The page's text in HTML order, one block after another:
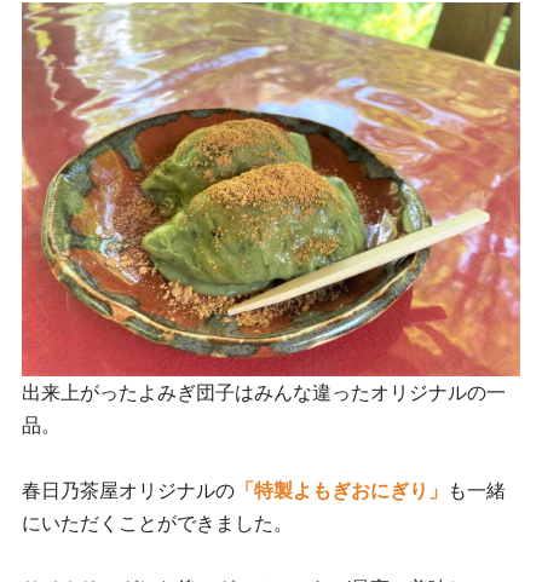
出来上がったよみぎ団子はみんな違ったオリジナルの一
品。
春日乃茶屋オリジナルの「特製よもぎおにぎり」 も一緒
にいただくことができました。